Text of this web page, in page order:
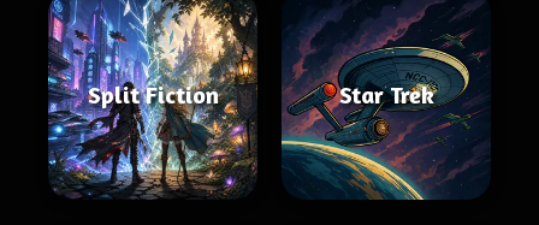
Split Fiction Star Trek